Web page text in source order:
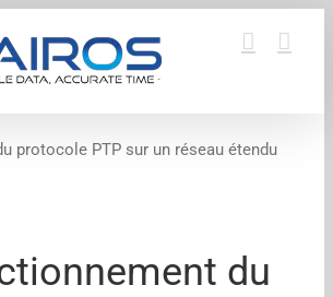
protocole PTP sur un réseau étendu
du